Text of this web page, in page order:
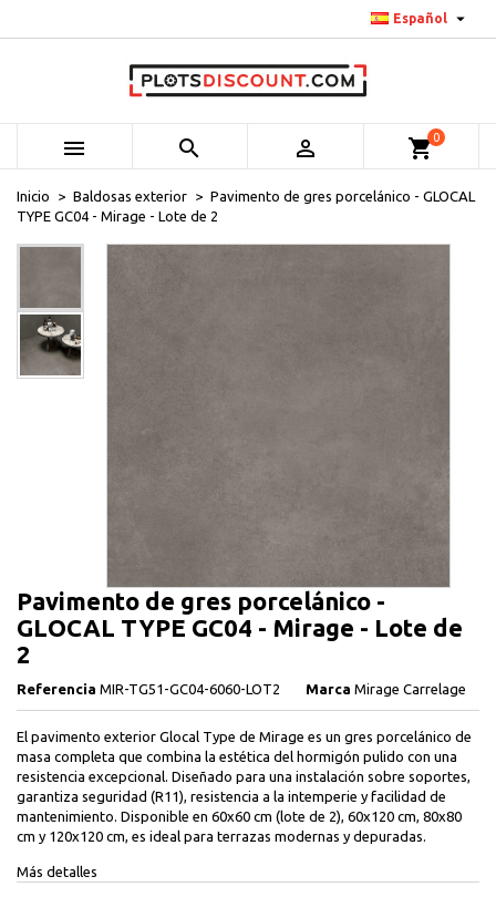
Español 
   shopping_cart0
Inicio Baldosas exterior
Pavimento de gres porcelánico - GLOCAL
TYPE GC04 - Mirage - Lote de 2
Pavimento de gres porcelánico -
GLOCAL TYPE GC04 - Mirage - Lote de
2
Referencia MIR-TG51-GC04-6060-LOT2 Marca Mirage Carrelage
El pavimento exterior Glocal Type de Mirage es un gres porcelánico de
masa completa que combina la estética del hormigón pulido con una
resistencia excepcional. Diseñado para una instalación sobre soportes,
garantiza seguridad (R11), resistencia a la intemperie y facilidad de
mantenimiento. Disponible en 60x60 cm (lote de 2), 60x120 cm, 80x80
cm y 120x120 cm, es ideal para terrazas modernas y depuradas.
Más detalles